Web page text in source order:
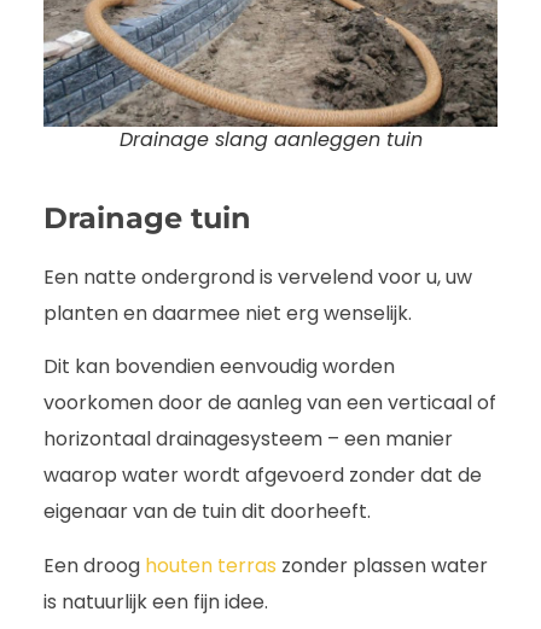
Drainage slang aanleggen tuin
Drainage tuin
Een natte ondergrond is vervelend voor u, uw
planten en daarmee niet erg wenselijk.
Dit kan bovendien eenvoudig worden
voorkomen door de aanleg van een verticaal of
horizontaal drainagesysteem – een manier
waarop water wordt afgevoerd zonder dat de
eigenaar van de tuin dit doorheeft.
Een droog houten terras zonder plassen water
is natuurlijk een fijn idee.